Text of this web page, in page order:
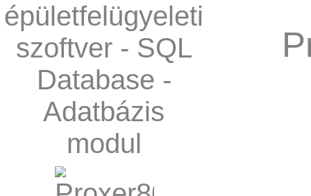
épületfelügyeleti
szoftver - SQL
Database -
Adatbázis
modul